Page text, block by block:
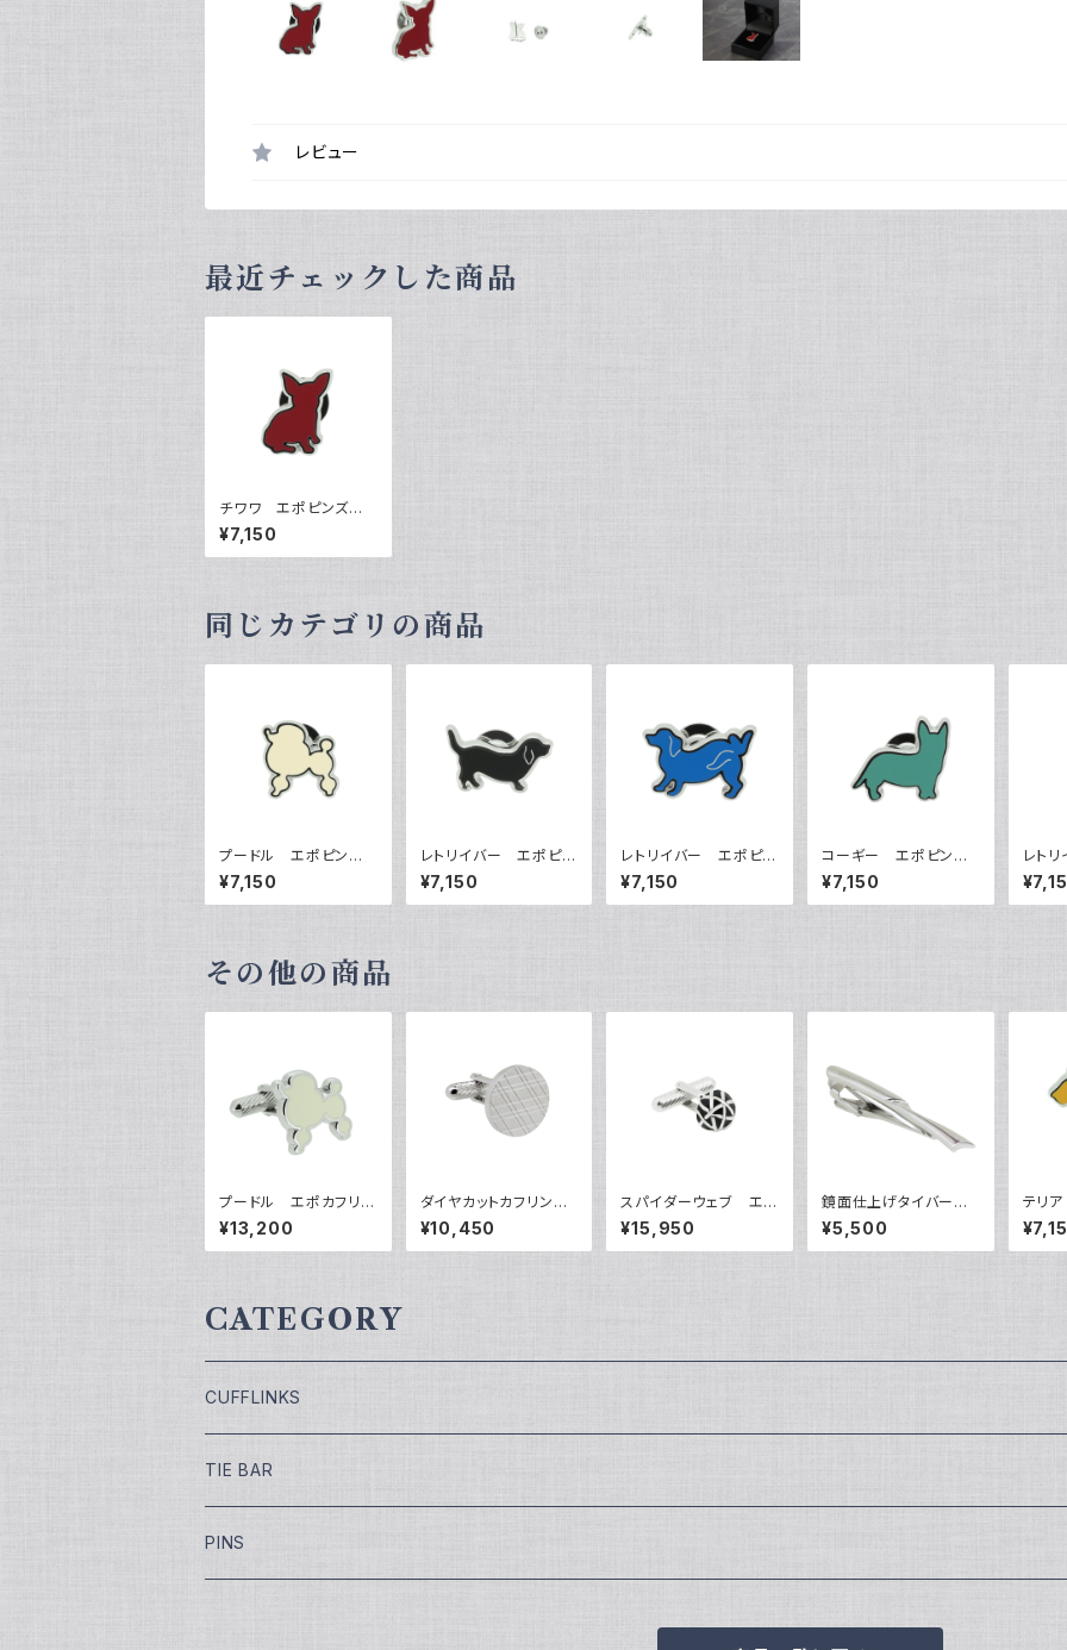
レビュー
最近チェックした商品
チワワ エポピンズ V
QP-0507
¥7,150
同じカテゴリの商品
プードル エポピン
ズ VQP-0501
¥7,150
レトリイバー エポピン
ズ VQP-0502
¥7,150
レトリイバー エポピン
ズ VQP-0503
¥7,150
コーギー エポピン
ズ VQP-0504
¥7,150
レト
ズ
その他の商品
プードル エポカフリン
クス VQC-1006
¥13,200
ダイヤカットカフリンク
ス VQC-0702
¥10,450
スパイダーウェブ エ
ポカフリンクス VQC-
1207B
¥15,950
鏡面仕上げタイバー
VQT-0317
¥5,500
テリ
QP-
CATEGORY
CUFFLINKS
￥7,700
￥9,900
TIE BAR
￥4,400
PINS